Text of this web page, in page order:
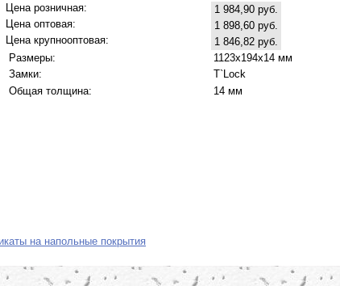
Цена розничная:
1 984,90 руб.
Цена оптовая:
1 898,60 руб.
Цена крупнооптовая:
1 846,82 руб.
Размеры:
1123х194х14 мм
Замки:
T`Lock
Общая толщина:
14 мм
на напольные покрытия